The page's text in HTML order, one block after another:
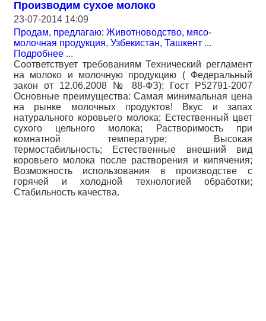
Производим сухое молоко
23-07-2014 14:09
Продам, предлагаю: Животноводство, мясо-
молочная продукция, Узбекистан, Ташкент ...
Подробнее ...
Соответствует требованиям Технический регламент
на молоко и молочную продукцию ( Федеральный
закон от 12.06.2008 № 88-ФЗ); Гост Р52791-2007
Основные преимущества: Самая минимальная цена
на рынке молочных продуктов! Вкус и запах
натурального коровьего молока; Естественный цвет
сухого цельного молока; Растворимость при
комнатной температуре; Высокая
термостабильность; Естественные внешний вид
коровьего молока после растворения и кипячения;
Возможность использования в производстве с
горячей и холодной технологией обработки;
Стабильность качества.